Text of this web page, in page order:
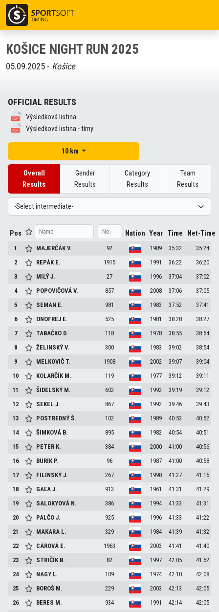
KOŠICE NIGHT RUN 2025
05.09.2025 - Košice
OFFICIAL RESULTS
Výsledková listina
Výsledková listina - tímy
10 km
Overall
Results
Gender
Results
Category
Results
Team
Results
Pos Nation Year Time Net-Time
1 MAJERČÁKV. 92 1989 35:32
35:24
2
REPÁK E. 1915 1991 36:22
36:20
3
MILÝJ. 27 1996 37:04
37:02
4
POPOVIČOVÁV. 857 2008 37:06
37:05
5
SEMAN E. 981 1983 37:52
37:41
6
ONOFREJ E. 525 1981 38:28
38:27
7
TABAČKO D. 118 1978 38:55
38:54
8
ŽELINSKÝV. 300 1983 39:02
38:54
9
MELKOVIČ T. 1908 2002 39:07
39:04
10
KOLARČÍK M. 119 1977 39:12
39:11
11
ŠIDELSKÝ M. 602 1992 39:19
39:12
12
SEKELJ. 867 1992 39:46
39:43
13
POSTREDNÝŠ. 102 1989 40:53
40:52
14
ŠIMKOVÁ B. 895 1982 40:54
40:51
15
PETER K. 384 2000 41:00
40:56
16
BURIK P. 96 1987 41:00
40:58
17
FILINSKÝJ. 267 1998 41:27
41:15
18
GAĽAJ. 913 1961 41:31
41:29
19
SALOKYOVÁ N. 386 1994 41:33
41:31
20
PALČOJ. 925 1996 41:33
41:22
21
MAKARA L. 329 1984 41:39
41:32
22
CÁROVÁ E. 1963 2003 41:41
41:40
23
STRIČÍK B. 82 1997 42:05
41:52
24
NAGYĽ. 109 1974 42:10
42:08
25
BOROŠ M. 229 2003 42:13
42:05
26
BERES M. 934 1991 42:14
42:05